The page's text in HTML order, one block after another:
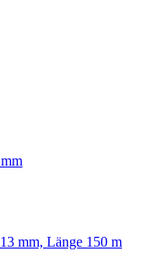
mm, Länge 150 m